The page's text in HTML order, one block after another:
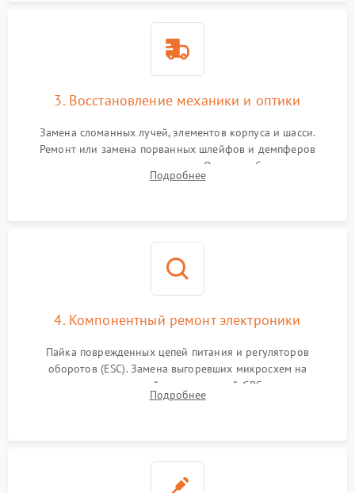
3. Восстановление механики и оптики
Замена сломанных лучей, элементов корпуса и шасси.
Ремонт или замена порванных шлейфов и демпферов
трехосевого подвеса камеры. Очистка объектива,
восстановление механизма фокусировки. Установка новых
Подробнее
4. Компонентный ремонт электроники
Пайка поврежденных цепей питания и регуляторов
оборотов (ESC). Замена выгоревших микросхем на
материнской плате, модулей GPS
Подробнее